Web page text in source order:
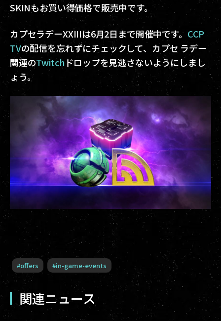
SKINもお買い得価格で販売中です。
カプセラデーXXIIIは6月2日まで開催中です。 CCP
TVの配信を忘れずにチェックして、カプセ ラデー
関連のTwitchドロップを見逃さないようにしまし
ょう。
#offers #in-game-events
関連ニュース